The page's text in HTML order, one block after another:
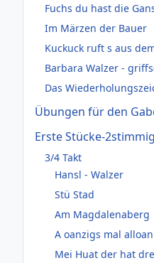
Fuchs du hast die
Im Märzen der Bauer
Kuckuck ruft s aus
Barbara Walzer -
Das
Übungen für den
Erste Stücke-2stimmig
3/4 Takt
Hansl - Walzer
Stü Stad
Am Magdalenaberg
A oanzigs mal alloan
Mei Huat der hat